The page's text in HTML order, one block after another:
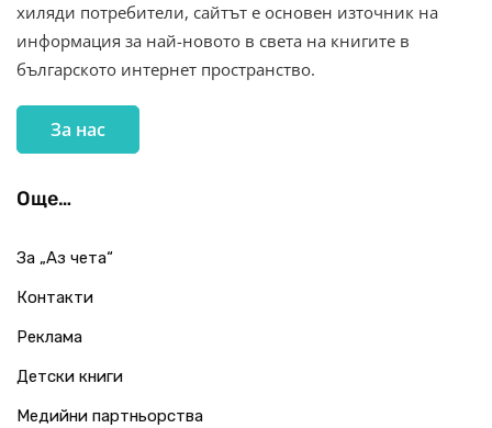
хиляди потребители, сайтът е основен източник на
информация за най-новото в света на книгите в
българското интернет пространство.
За нас
Още…
За „Аз чета“
Контакти
Реклама
Детски книги
Медийни партньорства